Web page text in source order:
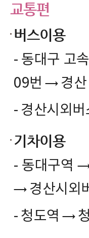
교통편
버스이용
- 동대구 고
09번 →경산
- 경산시외
기차이용
- 동대구역
→경산시외
- 청도역 →